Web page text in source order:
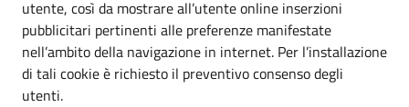
utente, così da mostrare all’utente online inserzioni
pubblicitari pertinenti alle preferenze manifestate
nell’ambito della navigazione in internet. Per l’installazione
di tali cookie è richiesto il preventivo consenso degli
utenti.